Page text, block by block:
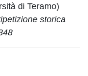
di Teramo)
storica